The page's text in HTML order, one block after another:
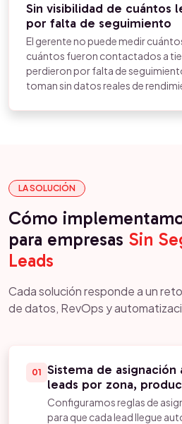
Sin visibilidad de cuántos
por falta de seguimiento
El gerente no puede medir
cuántos fueron contactados a
perdieron por falta de
toman sin datos reales de
LA SOLUCIÓN
Cómo
para empresas Sin
Leads
Cada solución responde a un
de datos, RevOps y
01 Sistema de
leads por zona,
Configuramos reglas de
para que cada lead llegue